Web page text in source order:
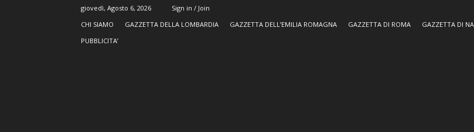
giovedì, Agosto 6, 2026
Sign in / Join
CHI SIAMO
GAZZETTA DELLA LOMBARDIA GAZZETTA DELL’EMILIA ROMAGNA GAZZETTA DI ROMA GAZZETTA DI
PUBBLICITA’